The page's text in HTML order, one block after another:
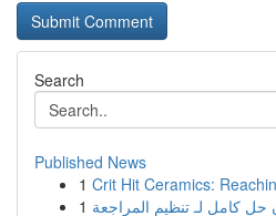
Search
Published News
1 Crit Hit Ceramics:
1